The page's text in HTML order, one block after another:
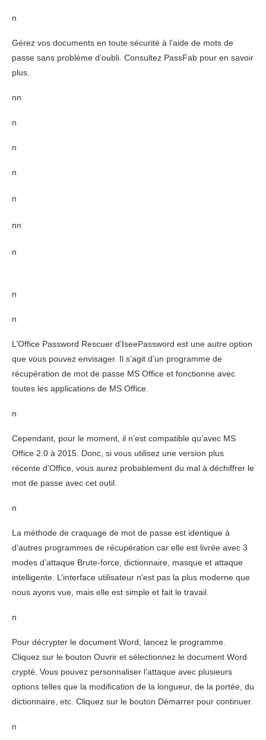
n
Gérez vos documents en toute sécurité à l’aide de mots de
passe sans problème d’oubli. Consultez PassFab pour en savoir
plus.
nn
n
n
n
n
nn
n
n
n
L’Office Password Rescuer d’IseePassword est une autre option
que vous pouvez envisager. Il s’agit d’un programme de
récupération de mot de passe MS Office et fonctionne avec
toutes les applications de MS Office.
n
Cependant, pour le moment, il n’est compatible qu’avec MS
Office 2.0 à 2015. Donc, si vous utilisez une version plus
récente d’Office, vous aurez probablement du mal à déchiffrer le
mot de passe avec cet outil.
n
La méthode de craquage de mot de passe est identique à
d’autres programmes de récupération car elle est livrée avec 3
modes d’attaque Brute-force, dictionnaire, masque et attaque
intelligente. L’interface utilisateur n’est pas la plus moderne que
nous ayons vue, mais elle est simple et fait le travail.
n
Pour décrypter le document Word, lancez le programme.
Cliquez sur le bouton Ouvrir et sélectionnez le document Word
crypté. Vous pouvez personnaliser l’attaque avec plusieurs
options telles que la modification de la longueur, de la portée, du
dictionnaire, etc. Cliquez sur le bouton Démarrer pour continuer.
n